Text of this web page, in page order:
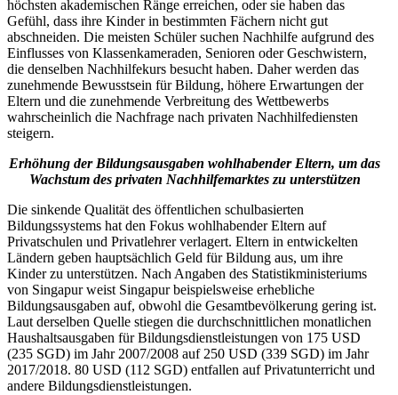
höchsten akademischen Ränge erreichen, oder sie haben das
Gefühl, dass ihre Kinder in bestimmten Fächern nicht gut
abschneiden. Die meisten Schüler suchen Nachhilfe aufgrund des
Einflusses von Klassenkameraden, Senioren oder Geschwistern,
die denselben Nachhilfekurs besucht haben. Daher werden das
zunehmende Bewusstsein für Bildung, höhere Erwartungen der
Eltern und die zunehmende Verbreitung des Wettbewerbs
wahrscheinlich die Nachfrage nach privaten Nachhilfediensten
steigern.
Erhöhung der Bildungsausgaben wohlhabender Eltern, um das
Wachstum des privaten Nachhilfemarktes zu unterstützen
Die sinkende Qualität des öffentlichen schulbasierten
Bildungssystems hat den Fokus wohlhabender Eltern auf
Privatschulen und Privatlehrer verlagert. Eltern in entwickelten
Ländern geben hauptsächlich Geld für Bildung aus, um ihre
Kinder zu unterstützen. Nach Angaben des Statistikministeriums
von Singapur weist Singapur beispielsweise erhebliche
Bildungsausgaben auf, obwohl die Gesamtbevölkerung gering ist.
Laut derselben Quelle stiegen die durchschnittlichen monatlichen
Haushaltsausgaben für Bildungsdienstleistungen von 175 USD
(235 SGD) im Jahr 2007/2008 auf 250 USD (339 SGD) im Jahr
2017/2018. 80 USD (112 SGD) entfallen auf Privatunterricht und
andere Bildungsdienstleistungen.